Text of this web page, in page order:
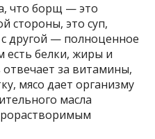
что борщ — это
стороны, это суп,
другой — полноценное
есть белки, жиры и
за витамины,
мясо дает организму
масла